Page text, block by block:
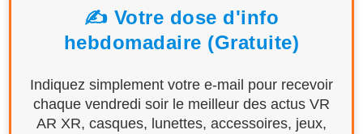
✍️ Votre dose d'info
hebdomadaire (Gratuite)
Indiquez simplement votre e-mail pour recevoir
chaque vendredi soir le meilleur des actus VR
AR XR, casques, lunettes, accessoires, jeux,